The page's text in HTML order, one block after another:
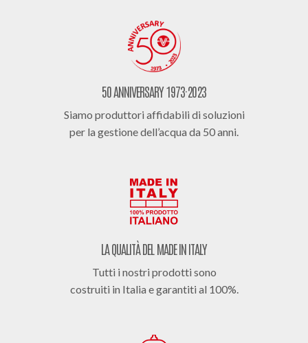
50 ANNIVERSARY 1973·2023
Siamo produttori affidabili di soluzioni
per la gestione dell’acqua da 50 anni.
LA QUALITÀ DEL MADE IN ITALY
Tutti i nostri prodotti sono
costruiti in Italia e garantiti al 100%.